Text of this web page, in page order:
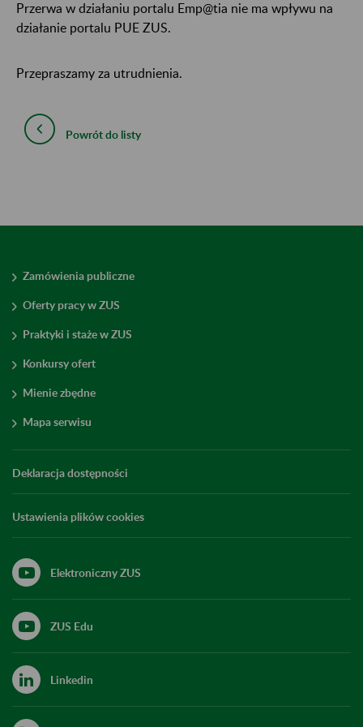
Przerwa w działaniu portalu Emp@tia nie ma wpływu na
działanie portalu PUE ZUS.
Przepraszamy za utrudnienia.
Powrót do listy
Zamówienia publiczne
Oferty pracy w ZUS
Praktyki i staże w ZUS
Konkursy ofert
Mienie zbędne
Mapa serwisu
Deklaracja dostępności
Ustawienia plików cookies
Elektroniczny ZUS
ZUS Edu
Linkedin